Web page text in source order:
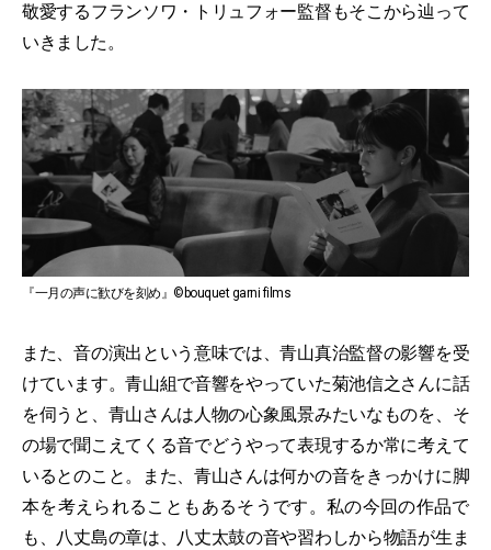
敬愛するフランソワ・トリュフォー監督もそこから辿って
いきました。
『一月の声に歓びを刻め』©bouquet garni films
また、音の演出という意味では、青山真治監督の影響を受
けています。青山組で音響をやっていた菊池信之さんに話
を伺うと、青山さんは人物の心象風景みたいなものを、そ
の場で聞こえてくる音でどうやって表現するか常に考えて
いるとのこと。また、青山さんは何かの音をきっかけに脚
本を考えられることもあるそうです。私の今回の作品で
も、八丈島の章は、八丈太鼓の音や習わしから物語が生ま